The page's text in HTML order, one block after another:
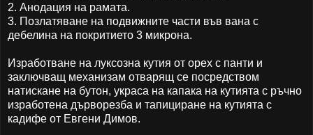
2. Анодация на рамата.
3. Позлатяване на подвижните части във вана с
дебелина на покритието 3 микрона.
Изработване на луксозна кутия от орех с панти и
заключващ механизам отварящ се посредством
натискане на бутон, украса на капака на кутията с ръчно
изработена дърворезба и тапициране на кутията с
кадифе от Евгени Димов.